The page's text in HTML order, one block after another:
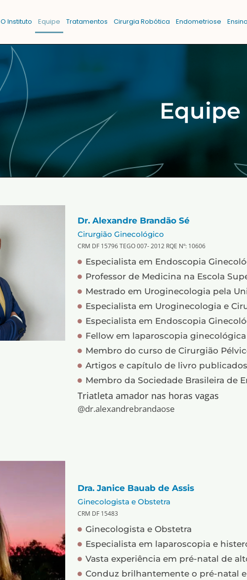
O Instituto Equipe Tratamentos Cirurgia Robótica Endometriose
Equipe
Dr. Alexandre Brandão Sé
Cirurgião Ginecológico
CRM DF 15796 TEGO 007- 2012 RQE Nº: 10606
Especialista em Endoscopia
Professor de Medicina na Escola
Mestrado em Uroginecologia pela
Especialista em Uroginecologia e
Especialista em Endoscopia
Fellow em laparoscopia
Membro do curso de Cirurgião
Artigos e capítulo de livro
Membro da Sociedade Brasileira de
Triatleta amador nas horas vagas
@dr.alexandrebrandaose
Dra. Janice Bauab de Assis
Ginecologista e Obstetra
CRM DF 15483
Ginecologista e Obstetra
Especialista em laparoscopia e
Vasta experiência em pré-natal de
Conduz brilhantemente o pré-natal